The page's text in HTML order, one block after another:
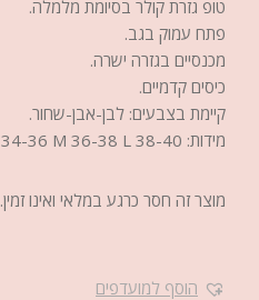
טופ גזרת קולר בסיומת מלמלה.
פתח עמוק בגב.
מכנסיים בגזרה ישרה.
כיסים קדמיים.
קיימת בצבעים: לבן-אבן-שחור.
מידות: S 34-36 M 36-38 L 38-40
מוצר זה חסר כרגע במלאי ואינו זמין.
הוסף למועדפים